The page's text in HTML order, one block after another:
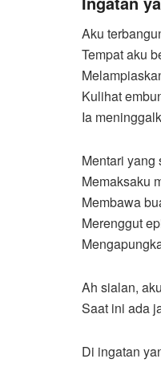
Aku
Tempat aku
Kulihat
Ia
Mentari yang
Memaksaku
Membawa
Merenggut
Ah sialan,
Saat ini ada
Di ingatan